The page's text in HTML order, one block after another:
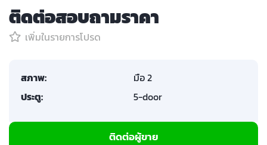
ติดต่อสอบถามราคา
เพิ่มในรายการโปรด
สภาพ:
มือ 2
ประตู:
5-door
ติดต่อผู้ขาย